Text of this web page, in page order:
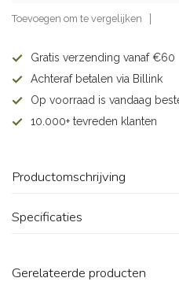
Toevoegen om te vergelijken
Gratis verzending vanaf €60
Achteraf betalen via Billink
Op voorraad is vandaag
10.000+ tevreden klanten
Productomschrijving
Specificaties
Gerelateerde producten